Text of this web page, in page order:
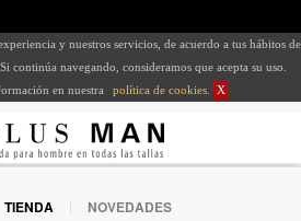
y nuestros servicios, de acuerdo a tus hábitos de
continúa navegando, consideramos que acepta su uso.
en nuestra
política de cookies X
TIENDA
NOVEDADES